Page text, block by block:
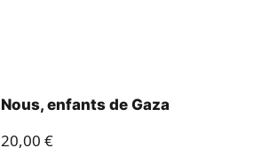
Nous, enfants de Gaza
20,00 €